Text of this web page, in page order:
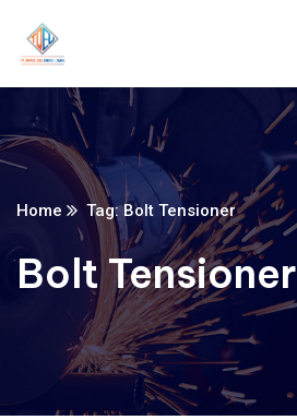
Home Tag: Bolt Tensioner
Bolt Tensioner